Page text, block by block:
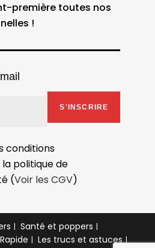
première toutes nos
!
S'INSCRIRE
conditions
politique de
(Voir les CGV)
Santé et poppers
Les trucs et astuces